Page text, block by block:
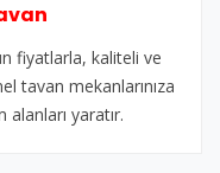
fiyatlarla, kaliteli ve
tavan mekanlarınıza
yaratır.